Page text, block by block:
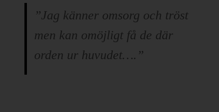
”Jag känner omsorg och tröst
men kan omöjligt få de där
orden ur huvudet….”